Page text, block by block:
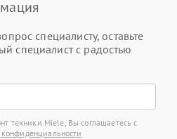
специалисту, оставьте
специалист с радостью
техники Miele, Вы соглашаетесь с